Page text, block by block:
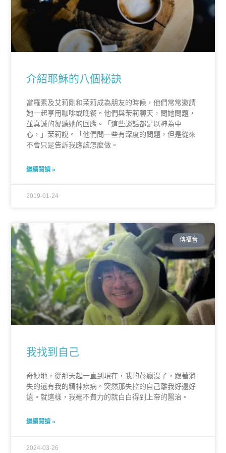
介紹耶穌的八個秘訣
當羅素及艾莉剛和茉莉成為朋友的時候，他們常常邀請
她一起享用咖啡或晚餐。他們與茉莉聊天，問她問題，
並真誠的凝聽她的回應。「這些談話都是以神為中
心，」茉莉說。「他們問一些有深度的問題，但是從來
不會只是告訴我應該怎麼做。
繼續閱讀 »
2019-01-24
傳福音
我找到自己
奇妙地，從那天起一直到現在，我的菸癮沒了，跟著消
失的還有我的精神疾病。突然那失控的自己離我好遠好
遠。就這樣，我毫不費力的就白白得到上帝的醫治。
繼續閱讀 »
2024-03-26